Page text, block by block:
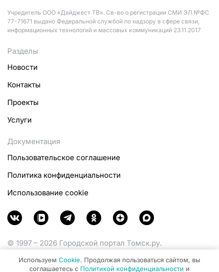
Учредитель ООО «Дайджест ТВ». Св-во о регистрации СМИ ЭЛ №ФС
77-71671 выдано Федеральной службой по надзору в сфере связи,
информационных технологий и массовых коммуникаций 23.11.2017
Разделы
Новости
Контакты
Проекты
Услуги
Документация
Пользовательское соглашение
Политика конфиденциальности
Использование cookie
© 1997 – 2026 Городской портал Томск.ру.
Министерства цифрового развития, связи и массовых
Используем Cookie. Продолжая пользоваться сайтом, вы
соглашаетесь с Политикой конфиденциальности и